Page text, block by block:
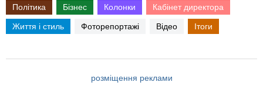
Політика Бізнес Колонки Кабінет директора
Життя і стиль Фоторепортажі Відео Ітоги
розміщення реклами